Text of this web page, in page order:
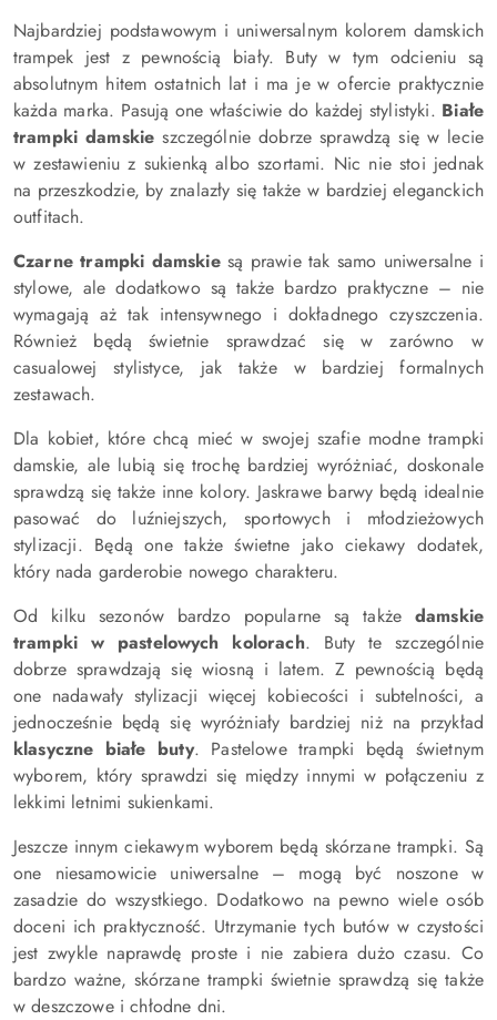
Najbardziej podstawowym i uniwersalnym kolorem damskich
trampek jest z pewnością biały. Buty w tym odcieniu są
absolutnym hitem ostatnich lat i ma je w ofercie praktycznie
każda marka. Pasują one właściwie do każdej stylistyki. Białe
trampki damskie szczególnie dobrze sprawdzą się w lecie
w zestawieniu z sukienką albo szortami. Nic nie stoi jednak
na przeszkodzie, by znalazły się także w bardziej eleganckich
outfitach.
Czarne trampki damskiesą prawie tak samo uniwersalne i
stylowe, ale dodatkowo są także bardzo praktyczne – nie
wymagają aż tak intensywnego i dokładnego czyszczenia.
Również będą świetnie sprawdzać się w zarówno w
casualowej stylistyce, jak także w bardziej formalnych
zestawach.
Dla kobiet, które chcą mieć w swojej szafie modne trampki
damskie, ale lubią się trochę bardziej wyróżniać, doskonale
sprawdzą się także inne kolory. Jaskrawe barwy będą idealnie
pasować do luźniejszych, sportowych i młodzieżowych
stylizacji. Będą one także świetne jako ciekawy dodatek,
który nada garderobie nowego charakteru.
Od kilku sezonów bardzo popularne są także damskie
trampki w pastelowych kolorach. Buty te szczególnie
dobrze sprawdzają się wiosną i latem. Z pewnością będą
one nadawały stylizacji więcej kobiecości i subtelności, a
jednocześnie będą się wyróżniały bardziej niż na przykład
klasyczne białe buty. Pastelowe trampki będą świetnym
wyborem, który sprawdzi się między innymi w połączeniu z
lekkimi letnimi sukienkami.
Jeszcze innym ciekawym wyborem będą skórzane trampki. Są
one niesamowicie uniwersalne – mogą być noszone w
zasadzie do wszystkiego. Dodatkowo na pewno wiele osób
doceni ich praktyczność. Utrzymanie tych butów w czystości
jest zwykle naprawdę proste i nie zabiera dużo czasu. Co
bardzo ważne, skórzane trampki świetnie sprawdzą się także
w deszczowe i chłodne dni.